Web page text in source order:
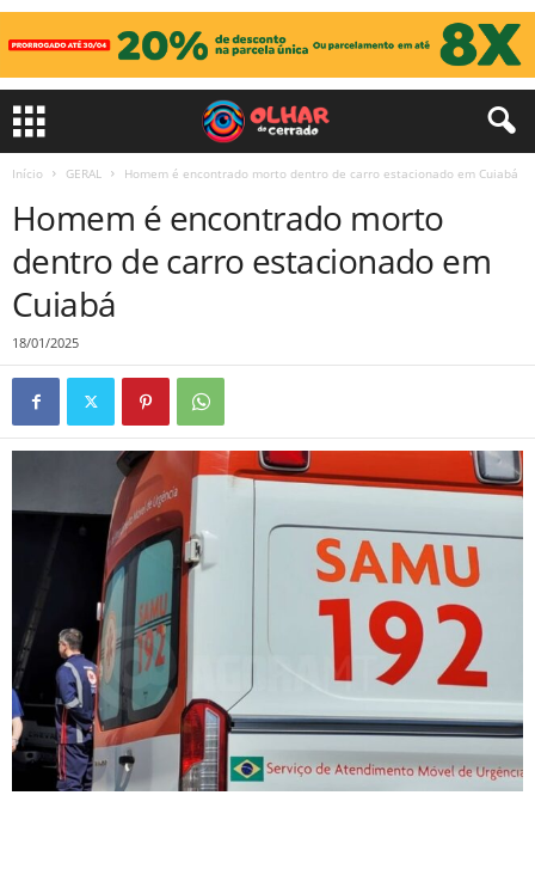
Início GERAL Homem é encontrado morto dentro de carro estacionado em Cuiabá
Homem é encontrado morto
dentro de carro estacionado em
Cuiabá
18/01/2025